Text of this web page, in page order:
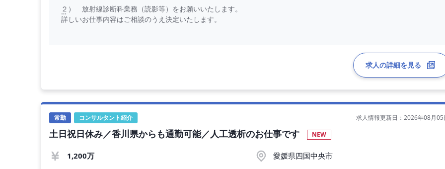
２） 放射線診断科業務（読影等）をお願いいたします。
詳しいお仕事内容はご相談のうえ決定いたします。
放射線診断科業務（読影等）をお願いいたします。
【勤務条件】
◇ 勤務時間 ： 全日8：30～17：15
求人の詳細を見る
常勤 コンサルタント紹介 求人情報更新日：2026年08月05
土日祝日休み／香川県からも通勤可能／人工透析のお仕事です NEW
1,200万 愛媛県四国中央市